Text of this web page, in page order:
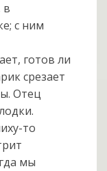
в
с ним
готов ли
срезает
Отец
то
мы